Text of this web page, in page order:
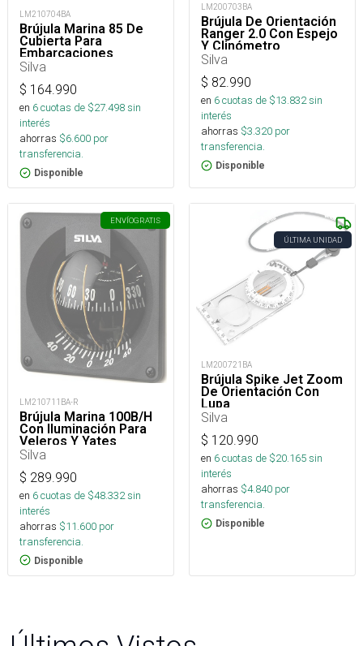
LM210704BA
Brújula Marina 85 De
Cubierta Para
Embarcaciones
Pequeñas Y Rápidas
Silva
$ 164.990
en 6cuotas de $27.498sin
interés
ahorras $6.600 por
transferencia.
Disponible
LM200703BA
Brújula De Orientación
Ranger 2.0 Con Espejo
Y Clinómetro
Silva
$ 82.990
en 6cuotas de $13.832sin
interés
ahorras $3.320 por
transferencia.
Disponible
ENVÍOGRATIS
LM210711BA-R
Brújula Marina 100B/H
Con Iluminación Para
Veleros Y Yates
Silva
$ 289.990
en 6cuotas de $48.332sin
interés
ahorras $11.600 por
transferencia.
Disponible
ÚLTIMA UNIDAD
LM200721BA
Brújula Spike Jet Zoom
De Orientación Con
Lupa
Silva
$ 120.990
en 6cuotas de $20.165sin
interés
ahorras $4.840 por
transferencia.
Disponible